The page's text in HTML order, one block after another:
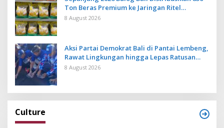
Ton Beras Premium ke Jaringan Ritel
Moderen
8 August 2026
Aksi Partai Demokrat Bali di Pantai Lembeng,
Rawat Lingkungan hingga Lepas Ratusan
Tukik Bedawang Nala
8 August 2026
Culture